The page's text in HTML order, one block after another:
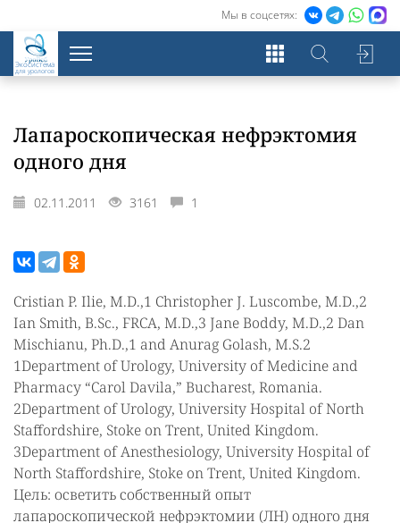
Мы в соцсетях:
Экосистема
для урологов
Лапароскопическая нефрэктомия
одного дня
02.11.2011 3161 1
Cristian P. Ilie, M.D.,1 Christopher J. Luscombe, M.D.,2
Ian Smith, B.Sc., FRCA, M.D.,3 Jane Boddy, M.D.,2 Dan
Mischianu, Ph.D.,1 and Anurag Golash, M.S.2
1Department of Urology, University of Medicine and
Pharmacy “Carol Davila,” Bucharest, Romania.
2Department of Urology, University Hospital of North
Staffordshire, Stoke on Trent, United Kingdom.
3Department of Anesthesiology, University Hospital of
North Staffordshire, Stoke on Trent, United Kingdom.
Цель: осветить собственный опыт
лапароскопической нефрэктомии (ЛН) одного дня